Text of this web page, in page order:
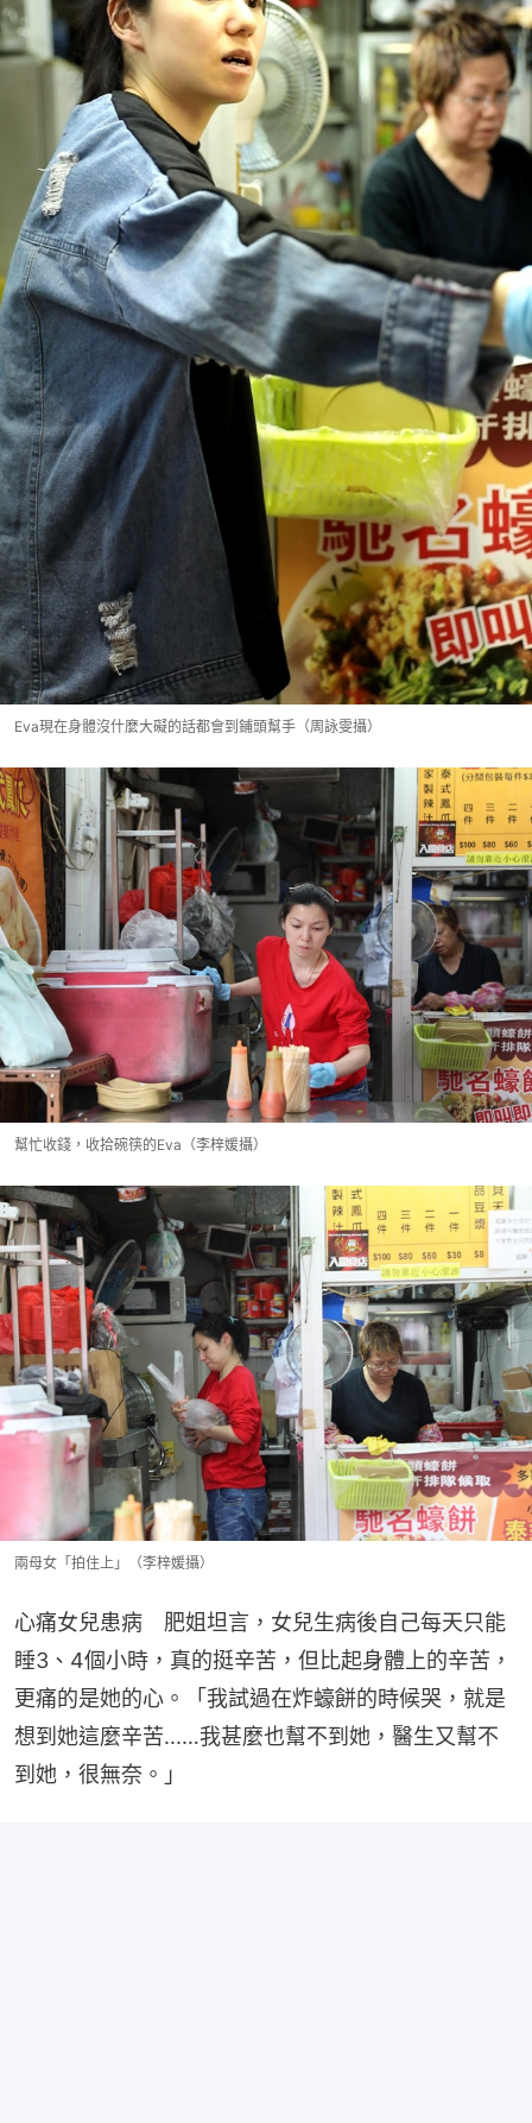
Eva現在身體沒什麼大礙的話都會到鋪頭幫手（周詠雯攝）
幫忙收錢，收拾碗筷的Eva（李梓媛攝）
兩母女「拍住上」（李梓媛攝）
心痛女兒患病　肥姐坦言，女兒生病後自己每天只能
睡3、4個小時，真的挺辛苦，但比起身體上的辛苦，
更痛的是她的心。「我試過在炸蠔餅的時候哭，就是
想到她這麼辛苦...…我甚麼也幫不到她，醫生又幫不
到她，很無奈。」